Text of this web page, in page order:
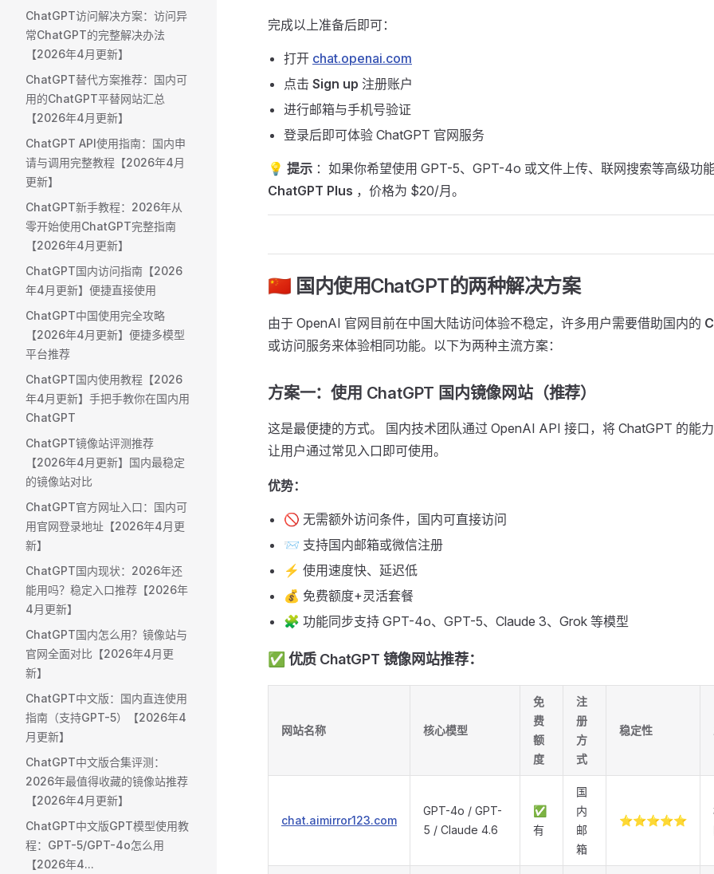
ChatGPT访问解决方案：访问异
常ChatGPT的完整解决办法
【2026年4月更新】
ChatGPT替代方案推荐：国内可
用的ChatGPT平替网站汇总
【2026年4月更新】
ChatGPT API使用指南：国内申
请与调用完整教程【2026年4月
更新】
ChatGPT新手教程：2026年从
零开始使用ChatGPT完整指南
【2026年4月更新】
ChatGPT国内访问指南【2026
年4月更新】便捷直接使用
ChatGPT中国使用完全攻略
【2026年4月更新】便捷多模型
平台推荐
ChatGPT国内使用教程【2026
年4月更新】手把手教你在国内用
ChatGPT
ChatGPT镜像站评测推荐
【2026年4月更新】国内最稳定
的镜像站对比
ChatGPT官方网址入口：国内可
用官网登录地址【2026年4月更
新】
ChatGPT国内现状：2026年还
能用吗？稳定入口推荐【2026年
4月更新】
ChatGPT国内怎么用？镜像站与
官网全面对比【2026年4月更
新】
ChatGPT中文版：国内直连使用
指南（支持GPT-5）【2026年4
月更新】
ChatGPT中文版合集评测：
2026年最值得收藏的镜像站推荐
【2026年4月更新】
ChatGPT中文版GPT模型使用教
程：GPT-5/GPT-4o怎么用
【2026年4...
完成以上准备后即可：
打开 chat.openai.com
点击 Sign up 注册账户
进行邮箱与手机号验证
登录后即可体验 ChatGPT 官网服务
💡 提示 ：如果你希望使用 GPT-5、GPT-4o 或文件上传、联网搜索等高级功
ChatGPT Plus ，价格为 $20/月。
🇨🇳 国内使用ChatGPT的两种解决方案 ​
由于 OpenAI 官网目前在中国大陆访问体验不稳定，许多用户需要借助国内的
或访问服务来体验相同功能。以下为两种主流方案：
方案一：使用 ChatGPT 国内镜像网站（推荐） ​
这是最便捷的方式。 国内技术团队通过 OpenAI API 接口，将 ChatGPT 的能力
让用户通过常见入口即可使用。
优势：
🚫 无需额外访问条件，国内可直接访问
📨 支持国内邮箱或微信注册
⚡ 使用速度快、延迟低
💰 免费额度+灵活套餐
🧩 功能同步支持 GPT-4o、GPT-5、Claude 3、Grok 等模型
✅ 优质 ChatGPT 镜像网站推荐： ​
网站名称 核心模型
免
费
额
度
注
册
方
式
稳定性
chat.aimirror123.com
GPT-4o / GPT-
5 / Claude 4.6
✅
有
国
内
邮
箱
⭐⭐⭐⭐⭐